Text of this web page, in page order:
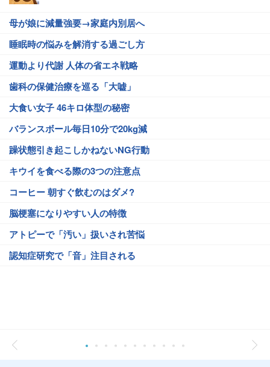
母が娘に減量強要→家庭内別居へ
睡眠時の悩みを解消する過ごし方
運動より代謝 人体の省エネ戦略
歯科の保健治療を巡る「大嘘」
大食い女子 46キロ体型の秘密
バランスボール毎日10分で20kg減
躁状態引き起こしかねないNG行動
キウイを食べる際の3つの注意点
コーヒー 朝すぐ飲むのはダメ?
脳梗塞になりやすい人の特徴
アトピーで「汚い」扱いされ苦悩
認知症研究で「音」注目される